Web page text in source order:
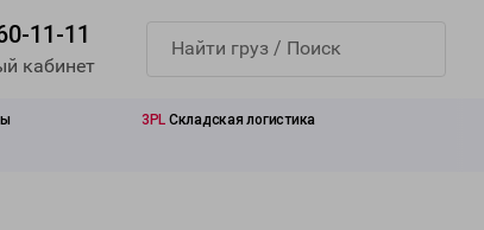
11-11
кабинет
3PL Складская логистика